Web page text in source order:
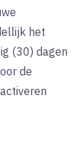
het
(30) dagen
de